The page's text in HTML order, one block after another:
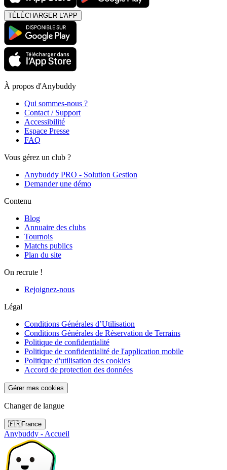
TÉLÉCHARGER L'APP
À propos d'Anybuddy
Qui sommes-nous ?
Contact / Support
Accessibilité
Espace Presse
FAQ
Vous gérez un club ?
Anybuddy PRO - Solution Gestion
Demander une démo
Contenu
Blog
Annuaire des clubs
Tournois
Matchs publics
Plan du site
On recrute !
Rejoignez-nous
Légal
Conditions Générales d’Utilisation
Conditions Générales de Réservation de Terrains
Politique de confidentialité
Politique de confidentialité de l'application mobile
Politique d'utilisation des cookies
Accord de protection des données
Gérer mes cookies
Changer de langue
🇫🇷France
Anybuddy - Accueil